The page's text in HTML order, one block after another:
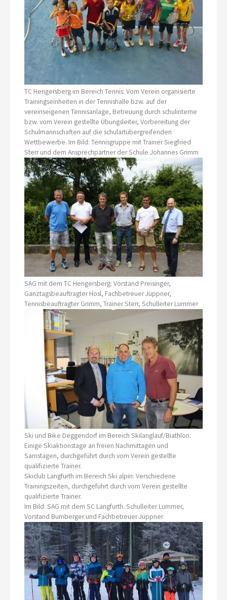
TC Hengersberg im Bereich Tennis: Vom Verein organisierte
Trainingseinheiten in der Tennishalle bzw. auf der
vereinseigenen Tennisanlage, Betreuung durch schulinterne
bzw. vom Verein gestellte Übungsleiter, Vorbereitung der
Schulmannschaften auf die schulartübergreifenden
Wettbewerbe. Im Bild: Tennisgruppe mit Trainer Siegfried
Sterr und dem Ansprechpartner der Schule Johannes Grimm
SAG mit dem TC Hengersberg: Vorstand Preisinger,
Ganztagsbeauftragter Hösl, Fachbetreuer Jüppner,
Tennisbeauftragter Grimm, Trainer Sterr, Schulleiter Lummer
Ski und Bike Deggendorf im Bereich Skilanglauf/Biathlon:
Einige Skiaktionstage an freien Nachmittagen und
Samstagen, durchgeführt durch vom Verein gestellte
qualifizierte Trainer.
Skiclub Langfurth im Bereich Ski alpin: Verschiedene
Trainingszeiten, durchgeführt durch vom Verein gestellte
qualifizierte Trainer.
Im Bild: SAG mit dem SC Langfurth. Schulleiter Lummer,
Vorstand Bumberger und Fachbetreuer Jüppner